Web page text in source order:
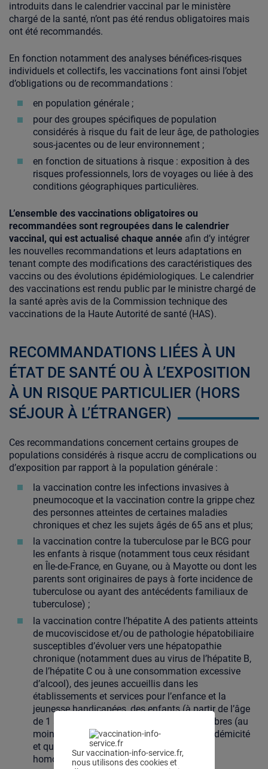
introduits dans le calendrier vaccinal par le ministère
chargé de la santé, n’ont pas été rendus obligatoires mais
ont été recommandés.
En fonction notamment des analyses bénéfices-risques
individuels et collectifs, les vaccinations font ainsi l’objet
d’obligations ou de recommandations :
en population générale ;
pour des groupes spécifiques de population
considérés à risque du fait de leur âge, de pathologies
sous-jacentes ou de leur environnement ;
en fonction de situations à risque : exposition à des
risques professionnels, lors de voyages ou liée à des
conditions géographiques particulières.
L’ensemble des vaccinations obligatoires ou
recommandées sont regroupées dans le calendrier
vaccinal, qui est actualisé chaque année afin d’y intégrer
les nouvelles recommandations et leurs adaptations en
tenant compte des modifications des caractéristiques des
vaccins ou des évolutions épidémiologiques. Le calendrier
des vaccinations est rendu public par le ministre chargé de
la santé après avis de la Commission technique des
vaccinations de la Haute Autorité de santé (HAS).
RECOMMANDATIONS LIÉES À UN
ÉTAT DE SANTÉ OU À L’EXPOSITION
À UN RISQUE PARTICULIER (HORS
SÉJOUR À L’ÉTRANGER)
Ces recommandations concernent certains groupes de
populations considérés à risque accru de complications ou
d’exposition par rapport à la population générale :
la vaccination contre les infections invasives à
pneumocoque et la vaccination contre la grippe chez
des personnes atteintes de certaines maladies
chroniques et chez les sujets âgés de 65 ans et plus;
la vaccination contre la tuberculose par le BCG pour
les enfants à risque (notamment tous ceux résidant
en Île-de-France, en Guyane, ou à Mayotte ou dont les
parents sont originaires de pays à forte incidence de
tuberculose ou ayant des antécédents familiaux de
tuberculose) ;
la vaccination contre l’hépatite A des patients atteints
de mucoviscidose et/ou de pathologie hépatobiliaire
susceptibles d’évoluer vers une hépatopathie
chronique (notamment dues au virus de l’hépatite B,
de l’hépatite C ou à une consommation excessive
d’alcool), des jeunes accueillis dans les
établissements et services pour l’enfance et la
jeunesse handicapées, des enfants (à partir de l’âge
de 1 an) nés de familles dont l’un des membres (au
moins) est originaire d’un pays de haute endémicité
et qui sont susceptibles d’y séjourner, des
homosexuels masculins ;
Sur vaccination-info-service.fr,
nous utilisons des cookies et